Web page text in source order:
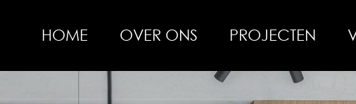
HOME OVER ONS PROJECTEN